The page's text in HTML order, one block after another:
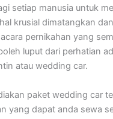
setiap manusia untuk
krusial dimatangkan
pernikahan yang
luput dari perhatian
atau wedding car.
paket wedding car
yang dapat anda sewa